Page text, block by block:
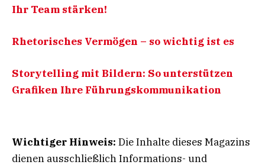
Ihr Team stärken!
Rhetorisches Vermögen – so wichtig ist es
Storytelling mit Bildern: So unterstützen
Grafiken Ihre Führungskommunikation
Wichtiger Hinweis: Die Inhalte dieses Magazins
dienen ausschließlich Informations- und